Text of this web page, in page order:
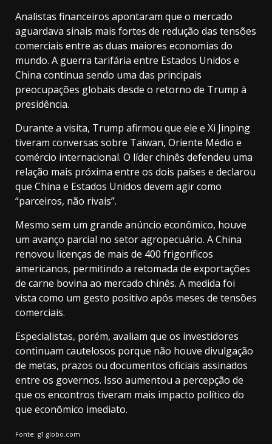
Analistas financeiros apontaram que o mercado
aguardava sinais mais fortes de redução das tensões
comerciais entre as duas maiores economias do
mundo. A guerra tarifária entre Estados Unidos e
China continua sendo uma das principais
preocupações globais desde o retorno de Trump à
presidência.
Durante a visita, Trump afirmou que ele e Xi Jinping
tiveram conversas sobre Taiwan, Oriente Médio e
comércio internacional. O líder chinês defendeu uma
relação mais próxima entre os dois países e declarou
que China e Estados Unidos devem agir como
“parceiros, não rivais”.
Mesmo sem um grande anúncio econômico, houve
um avanço parcial no setor agropecuário. A China
renovou licenças de mais de 400 frigoríficos
americanos, permitindo a retomada de exportações
de carne bovina ao mercado chinês. A medida foi
vista como um gesto positivo após meses de tensões
comerciais.
Especialistas, porém, avaliam que os investidores
continuam cautelosos porque não houve divulgação
de metas, prazos ou documentos oficiais assinados
entre os governos. Isso aumentou a percepção de
que os encontros tiveram mais impacto político do
que econômico imediato.
Fonte: g1.globo.com